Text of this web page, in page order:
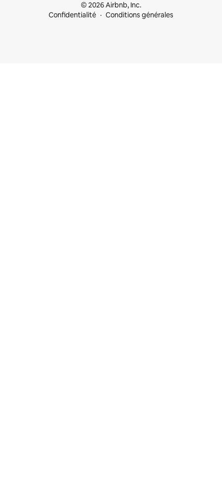
© 2026 Airbnb, Inc.
Confidentialité
Conditions générales